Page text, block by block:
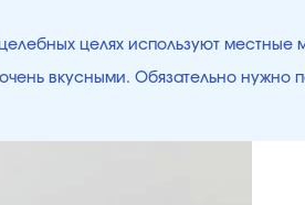
целях используют местные
вкусными. Обязательно нужно